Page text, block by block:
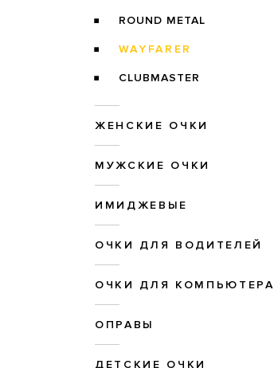
ROUND METAL
WAYFARER
CLUBMASTER
ЖЕНСКИЕ ОЧКИ
МУЖСКИЕ ОЧКИ
ИМИДЖЕВЫЕ
ОЧКИ ДЛЯ ВОДИТЕЛЕЙ
ОЧКИ ДЛЯ КОМПЬЮТЕРА
ОПРАВЫ
ДЕТСКИЕ ОЧКИ